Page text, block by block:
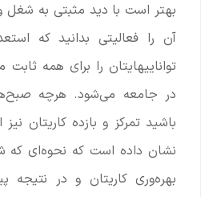
بهتر است با دید مثبتی به شغل
آن را فعالیتی بدانید که
تواناییهایتان را برای همه
در جامعه می‌شود. هرچه
باشید تمرکز و بازده کاریتان
نشان داده است که نحوه‌ای که
بهره‌وری کاریتان و در نتیجه